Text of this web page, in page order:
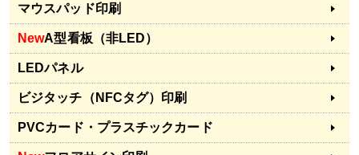
マウスパッド印刷
NewA型看板（非LED）
LEDパネル
ビジタッチ（NFCタグ）印刷
PVCカード・プラスチックカード